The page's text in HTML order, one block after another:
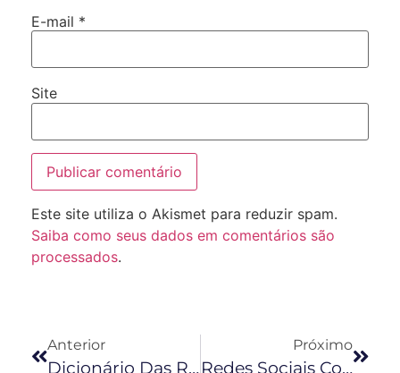
E-mail *
Site
Este site utiliza o Akismet para reduzir spam.
Saiba como seus dados em comentários são
processados.
Anterior
Dicionário Das Redes Sociais: Conheça Os Termos Mais Usados
Próximo
Redes Sociais Como Ferramenta De Marketing: 4 Dicas Práticas